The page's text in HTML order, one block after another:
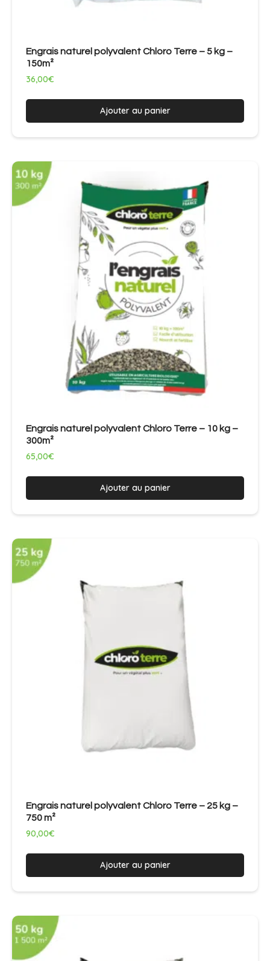
Engrais naturel polyvalent Chloro Terre – 5 kg –
150m²
36,00€
Ajouter au panier
Engrais naturel polyvalent Chloro Terre – 10 kg –
300m²
65,00€
Ajouter au panier
Engrais naturel polyvalent Chloro Terre – 25 kg –
750 m²
90,00€
Ajouter au panier